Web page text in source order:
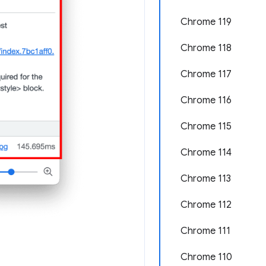
Chrome 119
Chrome 118
Chrome 117
Chrome 116
Chrome 115
Chrome 114
Chrome 113
Chrome 112
Chrome 111
Chrome 110